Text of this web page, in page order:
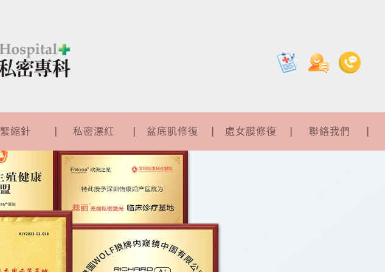
緊縮針 私密漂紅 盆底肌修復 處女膜修復 聯絡我們